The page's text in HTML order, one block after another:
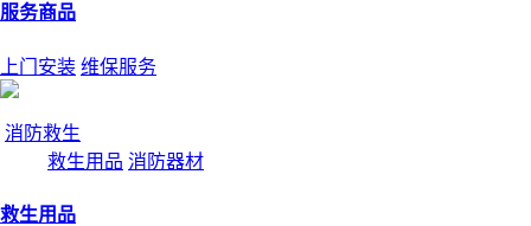
服务商品
上门安装 维保服务
消防救生
救生用品 消防器材
救生用品